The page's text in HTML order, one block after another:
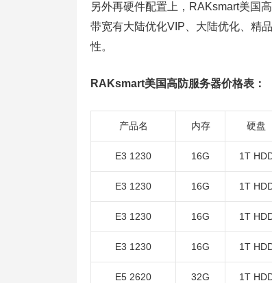
另外再硬件配置上，RAKsmart美国
带宽有大陆优化VIP、大陆优化、精
性。
RAKsmart美国高防服务器价格表：
产品名 内存 硬盘
E3 1230 16G 1T
E3 1230 16G 1T
E3 1230 16G 1T
E3 1230 16G 1T
E5 2620 32G 1T